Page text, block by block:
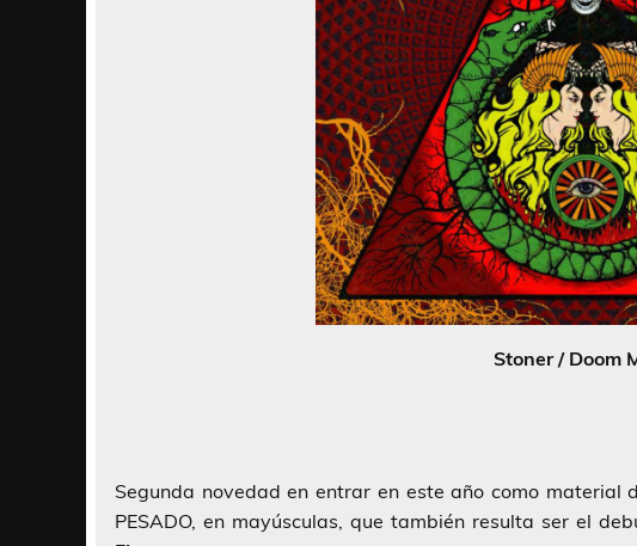
Stoner / Doom
Segunda novedad en entrar en este año como material
PESADO, en mayúsculas, que también resulta ser el